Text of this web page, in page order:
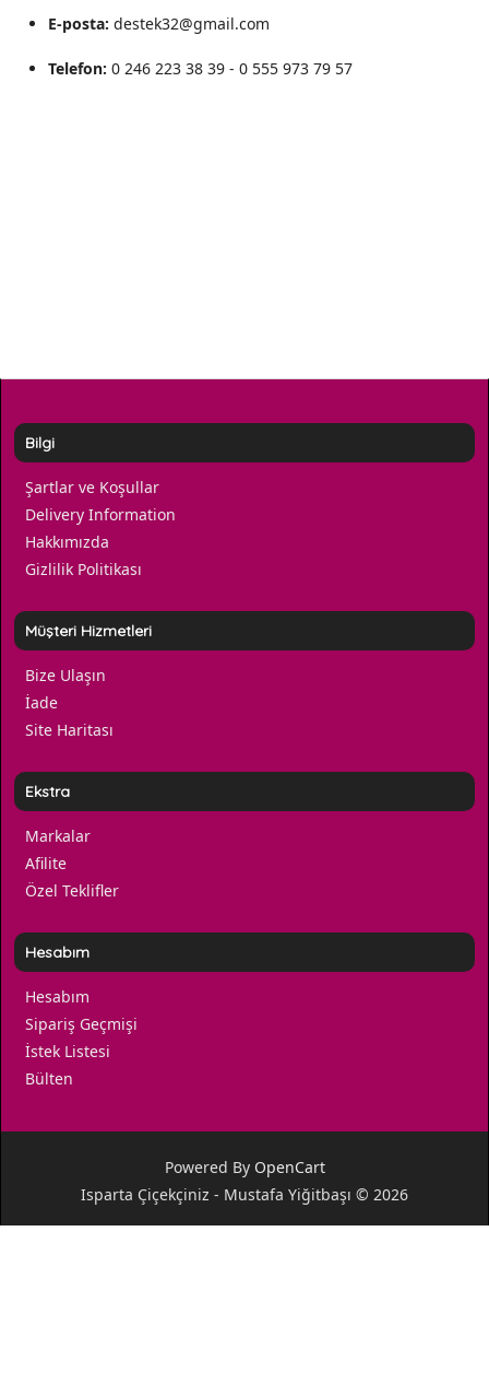
E-posta: destek32@gmail.com
Telefon: 0 246 223 38 39 - 0 555 973 79 57
Bilgi
Şartlar ve Koşullar
Delivery Information
Hakkımızda
Gizlilik Politikası
Müşteri Hizmetleri
Bize Ulaşın
İade
Site Haritası
Ekstra
Markalar
Afilite
Özel Teklifler
Hesabım
Hesabım
Sipariş Geçmişi
İstek Listesi
Bülten
Powered By OpenCart
Isparta Çiçekçiniz - Mustafa Yiğitbaşı © 2026